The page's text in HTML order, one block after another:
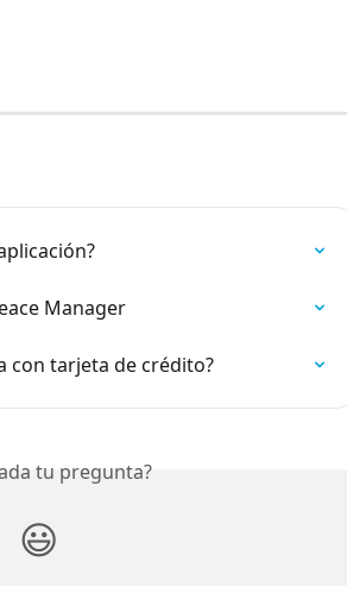
Manager
con tarjeta de crédito?
tu pregunta?
😃